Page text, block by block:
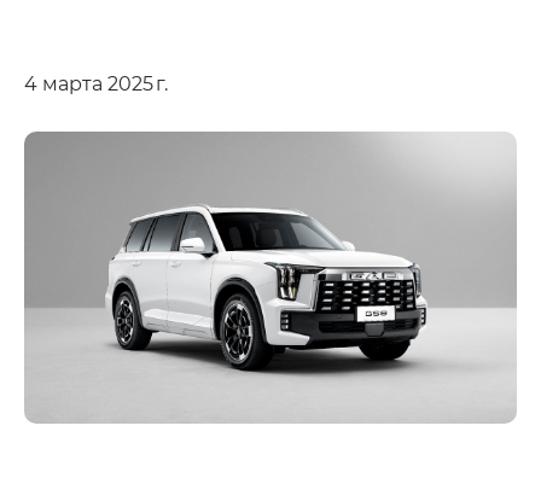
4 марта 2025 г.